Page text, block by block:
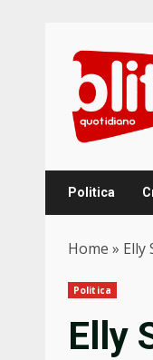
content
Politica
Home » Elly
Politica
Elly